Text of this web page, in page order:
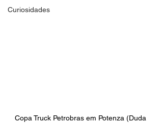
Curiosidades
Copa Truck Petrobras em Potenza (Duda